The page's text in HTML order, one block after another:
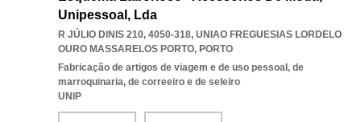
Unipessoal, Lda
R JÚLIO DINIS 210, 4050-318, UNIAO FREGUESIAS LORDELO
OURO MASSARELOS PORTO, PORTO
Fabricação de artigos de viagem e de uso pessoal, de
marroquinaria, de correeiro e de seleiro
UNIP